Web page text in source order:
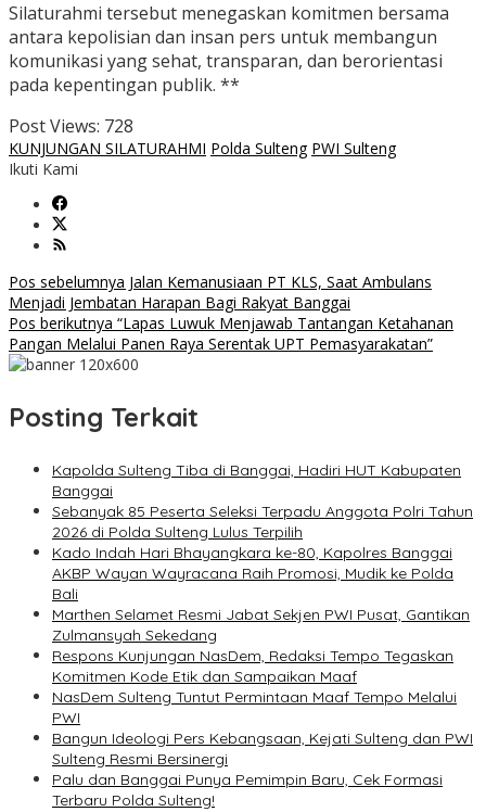
Silaturahmi tersebut menegaskan komitmen bersama
antara kepolisian dan insan pers untuk membangun
komunikasi yang sehat, transparan, dan berorientasi
pada kepentingan publik. **
Post Views: 728
KUNJUNGAN SILATURAHMI Polda Sulteng PWI Sulteng
Ikuti Kami
Navigasi
pos
Pos sebelumnya Jalan Kemanusiaan PT KLS, Saat Ambulans
Menjadi Jembatan Harapan Bagi Rakyat Banggai
Pos berikutnya “Lapas Luwuk Menjawab Tantangan Ketahanan
Pangan Melalui Panen Raya Serentak UPT Pemasyarakatan”
Posting Terkait
Kapolda Sulteng Tiba di Banggai, Hadiri HUT Kabupaten
Banggai
Sebanyak 85 Peserta Seleksi Terpadu Anggota Polri Tahun
2026 di Polda Sulteng Lulus Terpilih
Kado Indah Hari Bhayangkara ke-80, Kapolres Banggai
AKBP Wayan Wayracana Raih Promosi, Mudik ke Polda
Bali
Marthen Selamet Resmi Jabat Sekjen PWI Pusat, Gantikan
Zulmansyah Sekedang
Respons Kunjungan NasDem, Redaksi Tempo Tegaskan
Komitmen Kode Etik dan Sampaikan Maaf
NasDem Sulteng Tuntut Permintaan Maaf Tempo Melalui
PWI
Bangun Ideologi Pers Kebangsaan, Kejati Sulteng dan PWI
Sulteng Resmi Bersinergi
Palu dan Banggai Punya Pemimpin Baru, Cek Formasi
Terbaru Polda Sulteng!